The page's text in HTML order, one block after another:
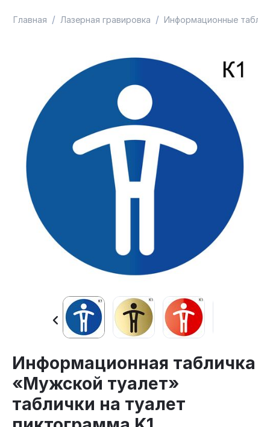
Главная / Лазерная гравировка / Информационные
Информационная табличка
«Мужской туалет»
таблички на туалет